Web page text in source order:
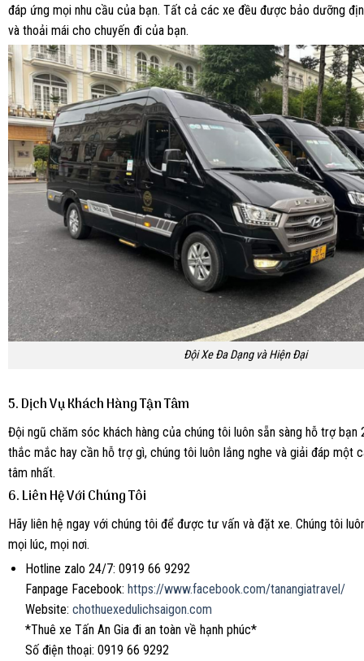
đáp ứng mọi nhu cầu của bạn. Tất cả các xe đều được bảo dưỡng
và thoải mái cho chuyến đi của bạn.
Đội Xe Đa Dạng và Hiện Đại
5.Dịch Vụ Khách Hàng Tận Tâm
Đội ngũ chăm sóc khách hàng của chúng tôi luôn sẵn sàng hỗ trợ
thắc mắc hay cần hỗ trợ gì, chúng tôi luôn lắng nghe và giải đáp một
tâm nhất.
6.Liên Hệ Với Chúng Tôi
Hãy liên hệ ngay với chúng tôi để được tư vấn và đặt xe. Chúng tôi
mọi lúc, mọi nơi.
Hotline zalo 24/7: 0919 66 9292
Fanpage Facebook: https://www.facebook.com/tanangiatravel/
Website: chothuexedulichsaigon.com
*Thuê xe Tấn An Gia đi an toàn về hạnh phúc*
Số điện thoại: 0919 66 9292